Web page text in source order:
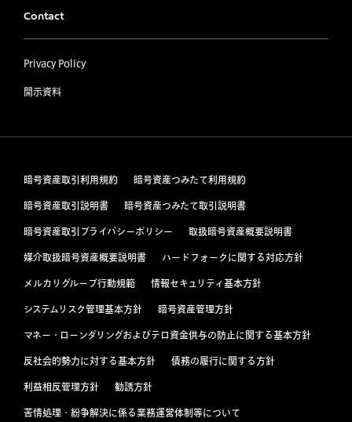
Contact
Privacy Policy
開示資料
暗号資産取引利用規約
暗号資産つみたて利用規約
暗号資産取引説明書
暗号資産つみたて取引説明書
暗号資産取引プライバシーポリシー
取扱暗号資産概要説明書
媒介取扱暗号資産概要説明書
ハードフォークに関する対応方針
メルカリグループ行動規範
情報セキュリティ基本方針
システムリスク管理基本方針
暗号資産管理方針
マネー・ローンダリングおよびテロ資金供与の防止に関する基本方針
反社会的勢力に対する基本方針
債務の履行に関する方針
利益相反管理方針
勧誘方針
苦情処理・紛争解決に係る業務運営体制等について